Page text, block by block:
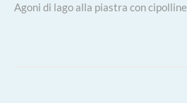
Next
Agoni di lago alla piastra con cipolline